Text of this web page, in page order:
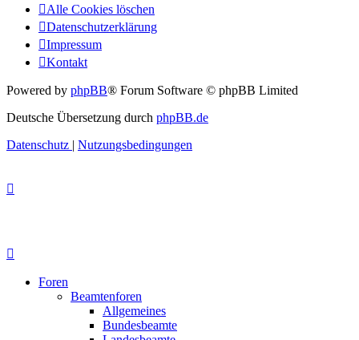
Alle Cookies löschen
Datenschutzerklärung
Impressum
Kontakt
Powered by phpBB® Forum Software © phpBB Limited
Deutsche Übersetzung durch phpBB.de
Datenschutz | Nutzungsbedingungen
Foren
Beamtenforen
Allgemeines
Bundesbeamte